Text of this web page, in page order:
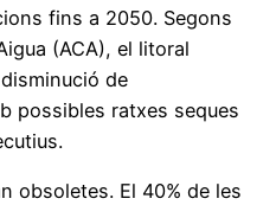
fins a 2050. Segons
(ACA), el litoral
de
possibles ratxes seques
obsoletes. El 40% de les